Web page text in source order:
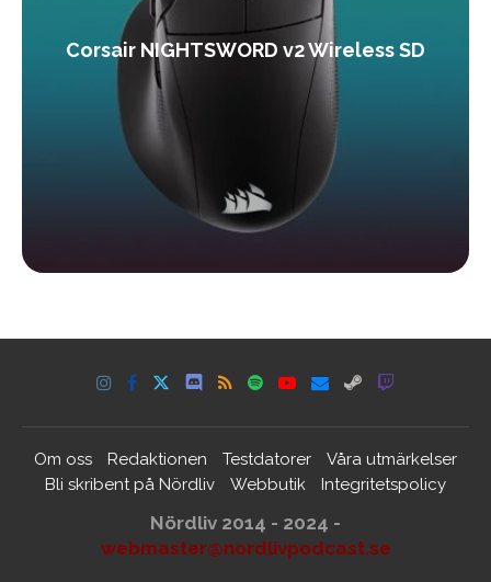
Corsair NIGHTSWORD v2 Wireless SD
Om oss Redaktionen Testdatorer
Våra utmärkelser
Bli skribent på Nördliv
Webbutik Integritetspolicy
Nördliv 2014 - 2024 -
webmaster@nordlivpodcast.se